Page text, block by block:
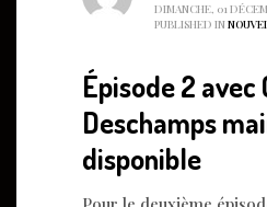
DIMANCHE, 01
PUBLISHED IN
Épisode 2 avec
Deschamps
disponible